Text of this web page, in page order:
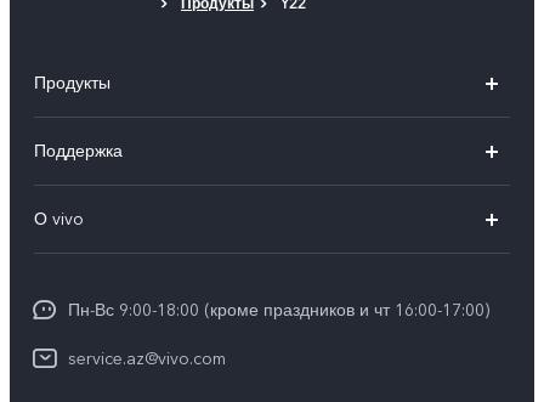
Продукты Y22
Продукты
V30e 5G
V29 5G
Поддержка
Funtouch OS
Сервисные центры
IMEI аутентификация
О vivo
Пресс-центр
Юридическая информация
Пн-Вс 9:00-18:00 (кроме праздников и чт 16:00-17:00)
service.az@vivo.com